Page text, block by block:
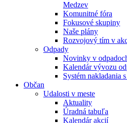
Medzev
Komunitné fóra
Fokusové skupiny
Naše plány
Rozvojový tím v
Odpady
Novinky v
Kalendár vývozu
Systém nakladania
Občan
Udalosti v meste
Aktuality
Úradná tabuľa
Kalendár akcií